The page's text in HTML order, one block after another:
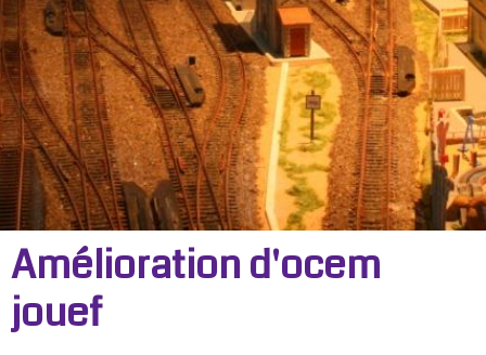
Amélioration d'ocem
jouef